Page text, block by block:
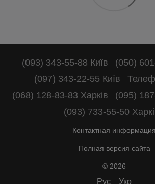
(093) 343-55-88 Київ
(050)
(097) 343-22-55 Київ
(068) 128-83-83 Харків
(095)
(093) 733-55-50
Контактная информация
Полная версия сайта
© 2026
Рус Укр